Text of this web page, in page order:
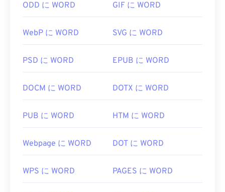
ODD に WORD GIF に WORD
WebP に WORD SVG に WORD
PSD に WORD EPUB に WORD
DOCM に WORD DOTX に WORD
PUB に WORD HTM に WORD
Webpage に WORD DOT に WORD
WPS に WORD PAGES に WORD